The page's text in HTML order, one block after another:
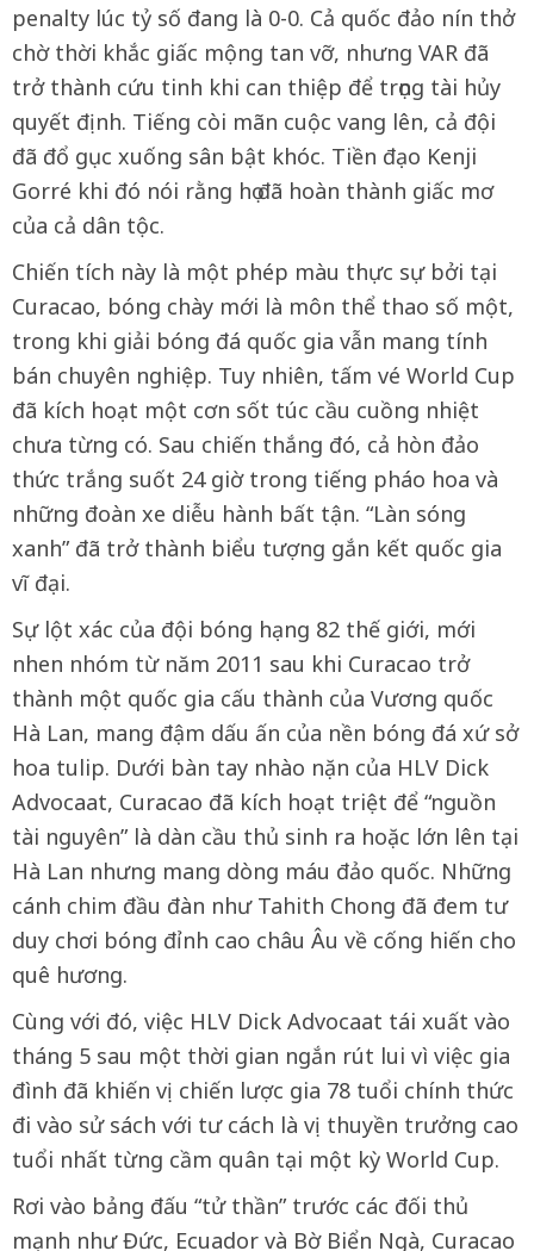
penalty lúc tỷ số đang là 0-0. Cả quốc đảo nín thở
chờ thời khắc giấc mộng tan vỡ, nhưng VAR đã
trở thành cứu tinh khi can thiệp để trọng tài hủy
quyết định. Tiếng còi mãn cuộc vang lên, cả đội
đã đổ gục xuống sân bật khóc. Tiền đạo Kenji
Gorré khi đó nói rằng họ đã hoàn thành giấc mơ
của cả dân tộc.
Chiến tích này là một phép màu thực sự bởi tại
Curacao, bóng chày mới là môn thể thao số một,
trong khi giải bóng đá quốc gia vẫn mang tính
bán chuyên nghiệp. Tuy nhiên, tấm vé World Cup
đã kích hoạt một cơn sốt túc cầu cuồng nhiệt
chưa từng có. Sau chiến thắng đó, cả hòn đảo
thức trắng suốt 24 giờ trong tiếng pháo hoa và
những đoàn xe diễu hành bất tận. “Làn sóng
xanh” đã trở thành biểu tượng gắn kết quốc gia
vĩ đại.
Sự lột xác của đội bóng hạng 82 thế giới, mới
nhen nhóm từ năm 2011 sau khi Curacao trở
thành một quốc gia cấu thành của Vương quốc
Hà Lan, mang đậm dấu ấn của nền bóng đá xứ sở
hoa tulip. Dưới bàn tay nhào nặn của HLV Dick
Advocaat, Curacao đã kích hoạt triệt để “nguồn
tài nguyên” là dàn cầu thủ sinh ra hoặc lớn lên tại
Hà Lan nhưng mang dòng máu đảo quốc. Những
cánh chim đầu đàn như Tahith Chong đã đem tư
duy chơi bóng đỉnh cao châu Âu về cống hiến cho
quê hương.
Cùng với đó, việc HLV Dick Advocaat tái xuất vào
tháng 5 sau một thời gian ngắn rút lui vì việc gia
đình đã khiến vị chiến lược gia 78 tuổi chính thức
đi vào sử sách với tư cách là vị thuyền trưởng cao
tuổi nhất từng cầm quân tại một kỳ World Cup.
Rơi vào bảng đấu “tử thần” trước các đối thủ
mạnh như Đức, Ecuador và Bờ Biển Ngà, Curacao